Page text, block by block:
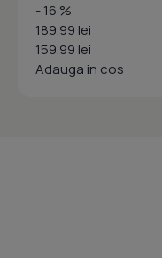
- 16 %
189.99 lei
159.99 lei
Adauga in cos